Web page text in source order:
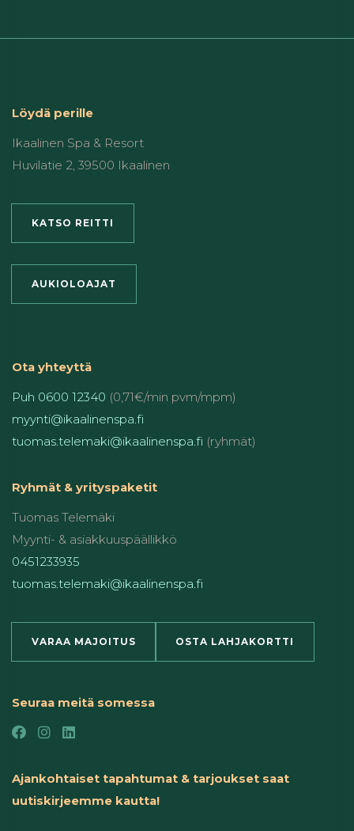
Löydä perille
Ikaalinen Spa & Resort
Huvilatie 2, 39500 Ikaalinen
KATSO REITTI
AUKIOLOAJAT
Ota yhteyttä
Puh 0600 12340 (0,71€/min pvm/mpm)
myynti@ikaalinenspa.fi
tuomas.telemaki@ikaalinenspa.fi (ryhmät)
Ryhmät & yrityspaketit
Tuomas Telemäki
Myynti- & asiakkuuspäällikkö
0451233935
tuomas.telemaki@ikaalinenspa.fi
VARAA MAJOITUS OSTA LAHJAKORTTI
Seuraa meitä somessa
Ajankohtaiset tapahtumat & tarjoukset saat
uutiskirjeemme kautta!